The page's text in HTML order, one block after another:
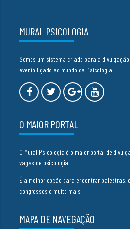
MURAL PSICOLOGIA
Somos um sistema criado para a
evento ligado ao mundo da Psicologia.
O MAIOR PORTAL
O Mural Psicologia é o maior portal de
vagas de psicologia.
É a melhor opção para encontrar palestras,
congressos e muito mais!
MAPA DE NAVEGAÇÃO